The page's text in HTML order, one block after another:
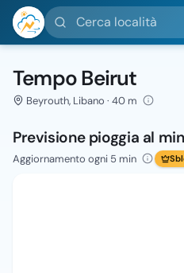
Cerca località
Tempo Beirut
Beyrouth, Libano · 40 m
Previsione pioggia al
Aggiornamento ogni 5 min